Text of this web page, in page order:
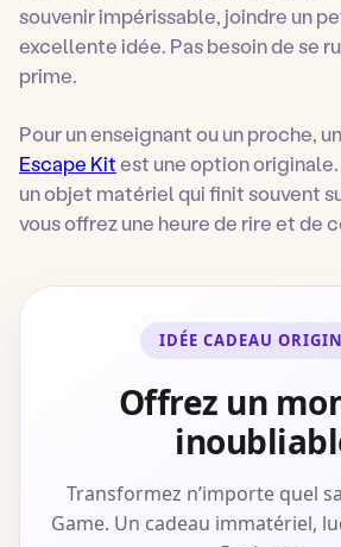
souvenir impérissable, joindre un
excellente idée. Pas besoin de se
prime.
Pour un enseignant ou un proche,
Escape Kitest une option
un objet matériel qui finit souvent
vous offrez une heure de rire et de
IDÉE CADEAU
Offrez un
Transformez n’importe quel
Game. Un cadeau immatériel,